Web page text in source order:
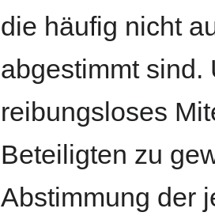
die häufig nicht
abgestimmt sind.
reibungsloses
Beteiligten zu
Abstimmung der